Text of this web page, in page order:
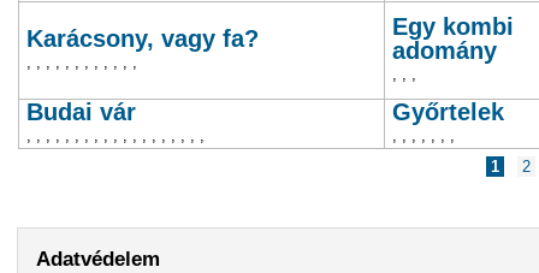
Karácsony, vagy fa?
, , , , , , , , , , , ,
Egy kombi
adomány
, , ,
Budai vár
, , , , , , , , , , , , , , , , , , ,
Győrtelek
, , , , , , ,
1 2
Adatvédelem